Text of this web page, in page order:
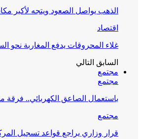
الذهب يواصل الصعود ويتجه لأكبر
اقتصاد
غلاء المحروقات يدفع المغاربة نحو
السابق التالي
مجتمع
مجتمع
باستعمال الصاعق الكهربائي.. فرقة
مجتمع
قرار وزاري يراجع قواعد تسجيل